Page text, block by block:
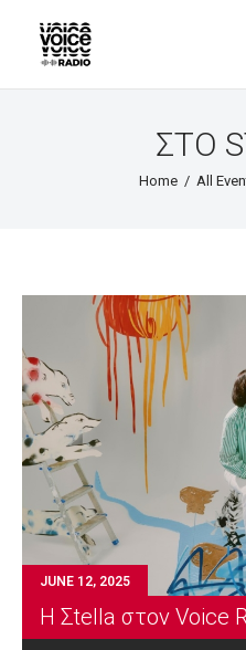
ΣΤΟ
Home All
JUNE 12, 2025
Η Σtella στον Voice